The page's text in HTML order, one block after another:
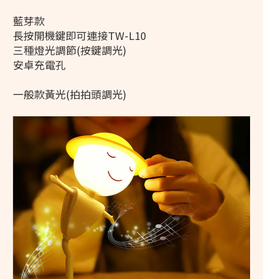
藍芽款
長按開機鍵即可連接TW-L10
三種燈光調節(按鍵調光)
安卓充電孔
一般款黃光(拍拍頭調光)